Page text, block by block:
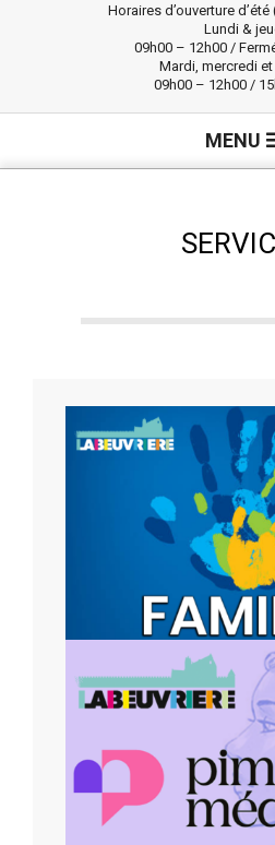
Horaires d’ouverture
Lundi &
09h00 – 12h00 /
Mardi, mercredi
09h00 – 12h00 /
MENU